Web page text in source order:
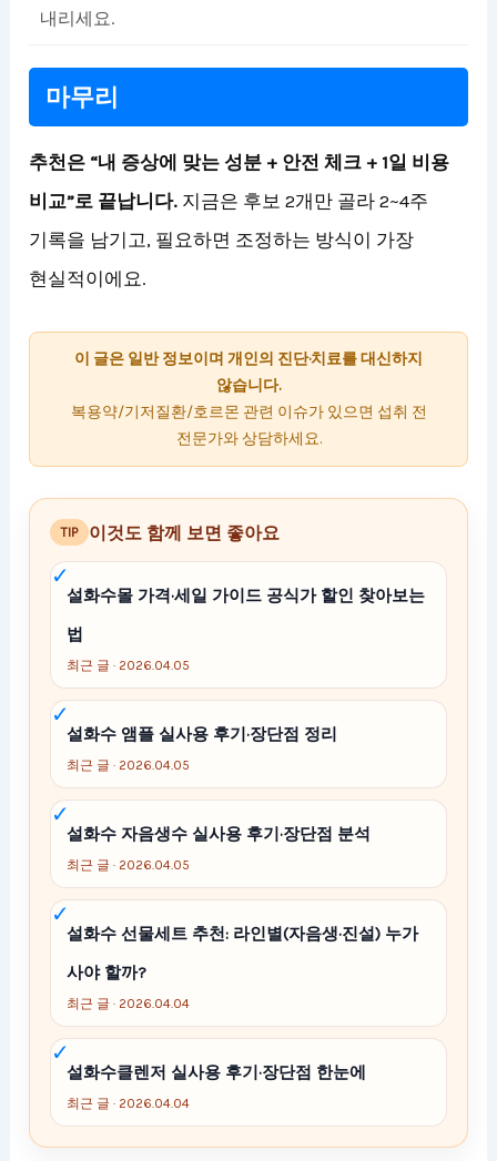
내리세요.
마무리
추천은 “내 증상에 맞는 성분 + 안전 체크 + 1일 비용
비교”로 끝납니다. 지금은 후보 2개만 골라 2~4주
기록을 남기고, 필요하면 조정하는 방식이 가장
현실적이에요.
이 글은 일반 정보이며 개인의 진단·치료를 대신하지
않습니다.
복용약/기저질환/호르몬 관련 이슈가 있으면 섭취 전
전문가와 상담하세요.
TIP 이것도 함께 보면 좋아요
설화수몰 가격·세일 가이드 공식가 할인 찾아보는
법
최근 글 · 2026.04.05
설화수 앰플 실사용 후기·장단점 정리
최근 글 · 2026.04.05
설화수 자음생수 실사용 후기·장단점 분석
최근 글 · 2026.04.05
설화수 선물세트 추천: 라인별(자음생·진설) 누가
사야 할까?
최근 글 · 2026.04.04
설화수클렌저 실사용 후기·장단점 한눈에
최근 글 · 2026.04.04